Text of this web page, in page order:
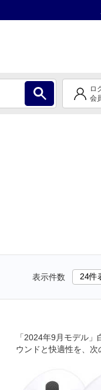
ロ
会
表示件数
「2024年9月モデル」
ウンドと快適性を、次
にうれしいフィット感
されるデザイン。驚く